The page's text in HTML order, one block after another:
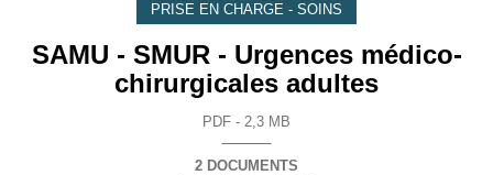
PRISE EN CHARGE - SOINS
SAMU - SMUR - Urgences médico-
chirurgicales adultes
PDF - 2,3 MB
2 DOCUMENTS